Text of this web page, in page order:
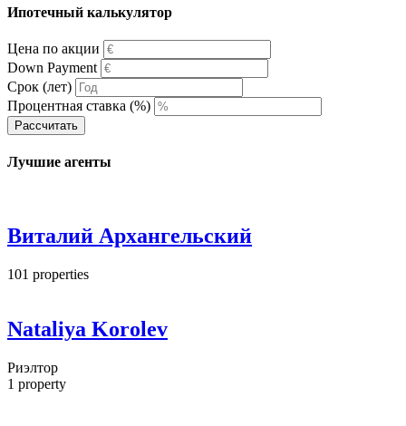
Ипотечный калькулятор
Цена по акции
Down Payment
Срок (лет)
Процентная ставка (%)
Рассчитать
Лучшие агенты
Виталий Архангельский
101 properties
Nataliya Korolev
Риэлтор
1 property